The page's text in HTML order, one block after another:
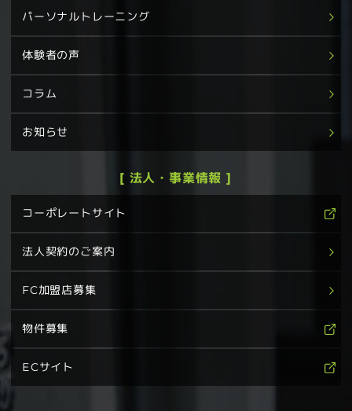
パーソナルトレーニング
体験者の声
コラム
お知らせ
[ 法人・事業情報 ]
コーポレートサイト
法人契約のご案内
FC加盟店募集
物件募集
ECサイト